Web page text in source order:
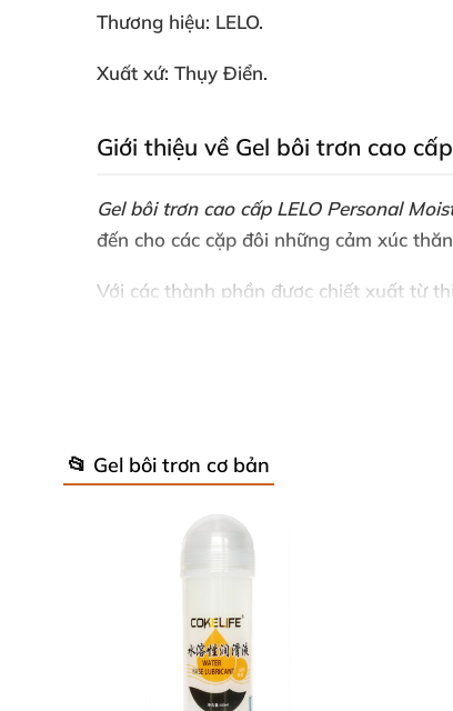
Thương hiệu: LELO.
Xuất xứ: Thụy Điển.
Giới thiệu về Gel bôi trơn cao
Gel bôi trơn cao cấp LELO Personal
đến cho các cặp đôi những cảm xúc
Với các thành phần được chiết xuất từ
mật hơn khi giao hợp. Bên cạnh đó
📂 Gel bôi trơn cơ bản